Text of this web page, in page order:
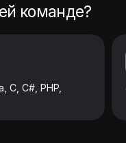
команде?
C, С#, PHP,